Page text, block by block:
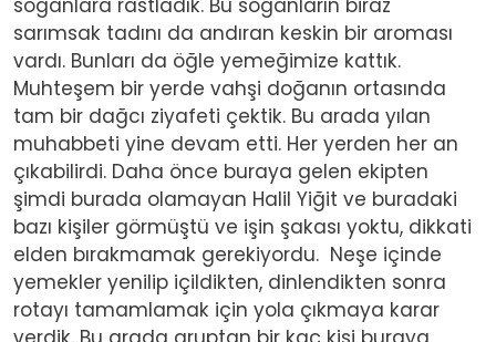
sarımsak tadını da andıran keskin bir aroması
vardı. Bunları da öğle yemeğimize kattık.
Muhteşem bir yerde vahşi doğanın ortasında
tam bir dağcı ziyafeti çektik. Bu arada yılan
muhabbeti yine devam etti. Her yerden her an
çıkabilirdi. Daha önce buraya gelen ekipten
şimdi burada olamayan Halil Yiğit ve buradaki
bazı kişiler görmüştü ve işin şakası yoktu, dikkati
elden bırakmamak gerekiyordu. Neşe içinde
yemekler yenilip içildikten, dinlendikten sonra
rotayı tamamlamak için yola çıkmaya karar